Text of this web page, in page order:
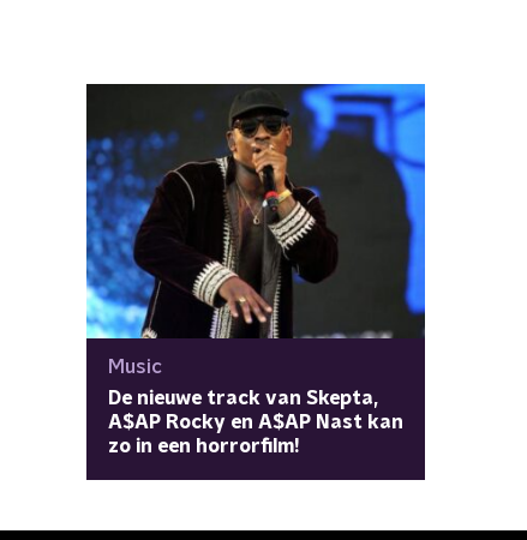
Music
De nieuwe track van Skepta,
A$AP Rocky en A$AP Nast kan
zo in een horrorfilm!